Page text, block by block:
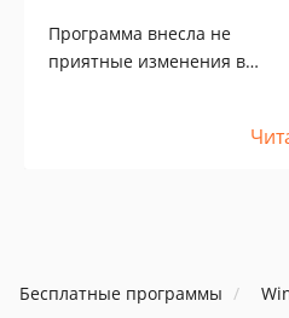
Программа внесла не
приятные изменения в
Бесплатные программы